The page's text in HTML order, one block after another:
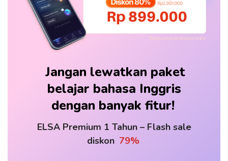
Jangan lewatkan paket
belajar bahasa Inggris
dengan banyak fitur!
ELSA Premium 1 Tahun – Flash sale
diskon 79%